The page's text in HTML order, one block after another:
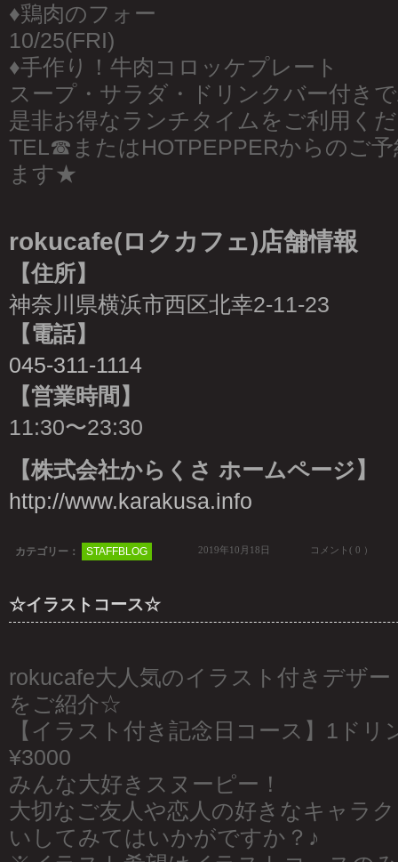
♦︎鶏肉のフォー
10/25(FRI)
♦︎手作り！牛肉コロッケプレート
スープ・サラダ・ドリンクバー付き
是非お得なランチタイムをご利用く
TEL☎︎またはHOTPEPPERからのご
ます★
rokucafe(ロクカフェ)店舗情報
【住所】
神奈川県横浜市西区北幸2-11-23
【電話】
045-311-1114
【営業時間】
11:30〜23:30
【株式会社からくさ ホームページ】
http://www.karakusa.info
カテゴリー： STAFFBLOG 2019年10月18日 コメント( 0 ）
☆イラストコース☆
rokucafe大人気のイラスト付きデザ
をご紹介☆
【イラスト付き記念日コース】1ドリ
¥3000
みんな大好きスヌーピー！
大切なご友人や恋人の好きなキャラ
いしてみてはいかがですか？♪